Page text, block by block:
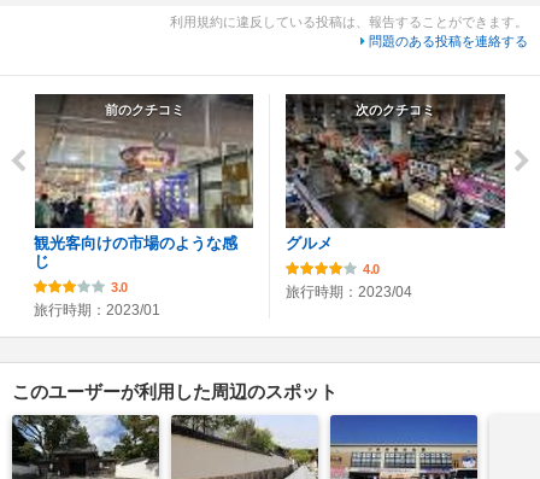
利用規約に違反している投稿は、報告することができます。
問題のある投稿を連絡する
前のクチコミ
観光客向けの市場のような感
じ
3.0
旅行時期：2023/01
次のクチコミ
グルメ
4.0
旅行時期：2023/04
このユーザーが利用した周辺のスポット